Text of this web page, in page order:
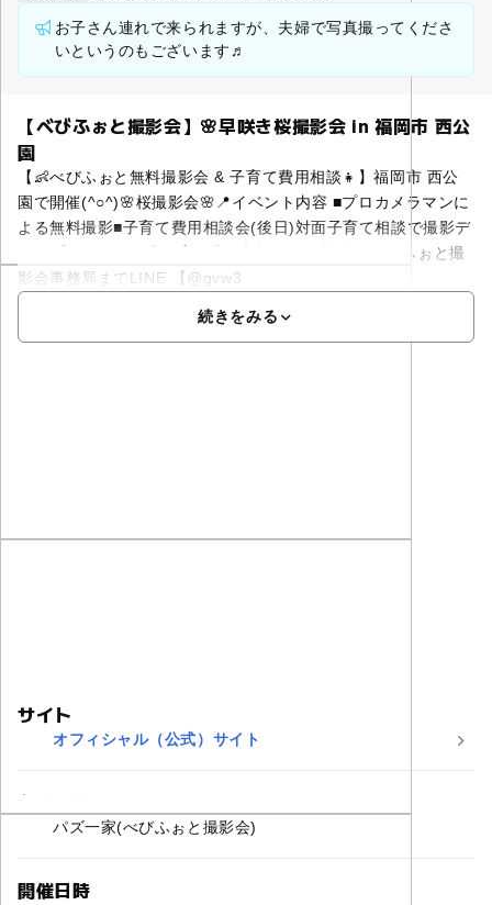
お子さん連れで来られますが、夫婦で写真撮ってくださ
いというのもございます♬
【べびふぉと撮影会】🌸早咲き桜撮影会 in 福岡市 西公
園
【👶べびふぉと無料撮影会 & 子育て費用相談👧】福岡市 西公
園で開催(^○^)🌸桜撮影会🌸📍イベント内容 ■プロカメラマンに
よる無料撮影■子育て費用相談会(後日)対面子育て相談で撮影デ
ータプレゼント♬◎子育て費用相談不要の場合はべびふぉと撮
影会事務局までLINE 【@gvw3
続きをみる
サイト
オフィシャル（公式）サイト
主催者名
パズ一家(べびふぉと撮影会)
開催日時